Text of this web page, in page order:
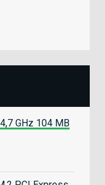
GHz 104 MB